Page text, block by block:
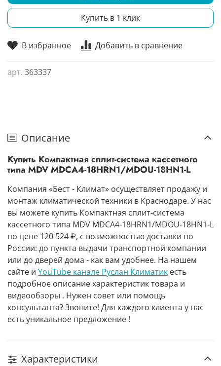
В избранное Добавить в сравнение
арт. 363337
Купить в 1 клик
Описание
Купить Компактная сплит-система кассетного
типа MDV MDCA4-18HRN1/MDOU-18HN1-L
Компания «Бест - Климат» осуществляет продажу и
монтаж климатической техники в Краснодаре. У нас
вы можете купить Компактная сплит-система
кассетного типа MDV MDCA4-18HRN1/MDOU-18HN1-L
по цене 120 524 ₽, с возможностью доставки по
России: до пункта выдачи транспортной компании
или до дверей дома - как вам удобнее. На нашем
сайте и YouTube канале Руслан Климатик есть
подробное описание характеристик товара и
видеообзоры . Нужен совет или помощь
консультанта? Звоните! Для каждого клиента у нас
есть уникальное предложение !
Характеристики